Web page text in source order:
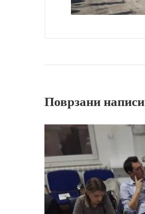
Поврзани написи